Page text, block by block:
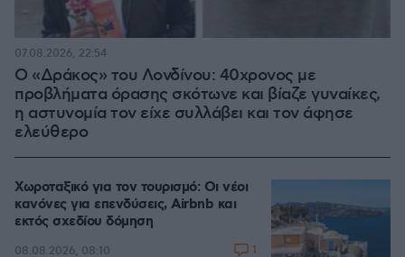
Ο «Δράκος» του Λονδίνου: 40χρονος με
προβλήματα όρασης σκότωνε και βίαζε γυναίκες,
η αστυνομία τον είχε συλλάβει και τον άφησε
ελεύθερο
07.08.2026, 22:54
Χωροταξικό για τον τουρισμό: Οι νέοι
κανόνες για επενδύσεις, Airbnb και
εκτός σχεδίου δόμηση
08.08.2026, 08:10 1